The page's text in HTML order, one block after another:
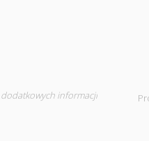
informacji